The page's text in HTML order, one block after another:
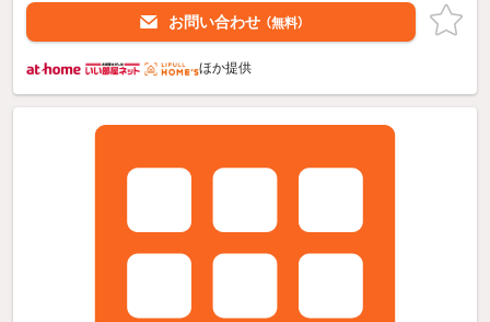
お問い合わせ （無料）
ほか提供